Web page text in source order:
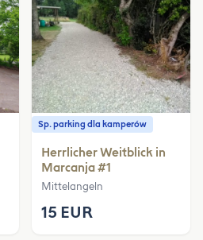
Sp. parking dla kamperów
Herrlicher Weitblick in
Marcanja #1
Mittelangeln
15 EUR